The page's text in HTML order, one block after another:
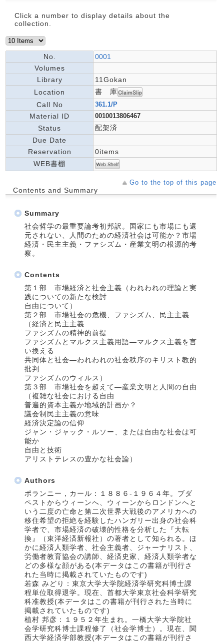
Click a number to display details about the
collection.
No.
0001
Volumes
Library
11Gokan
Location
書 庫
Call No
361.1/P
Material ID 0010013806467
Status
配架済
Due Date
Reservation
0items
WEB書棚
Go to the top of this page
Contents and Summary
Summary
社会哲学の最重要論考初邦訳。国家にも市場にも還
元されない、人間のための経済社会は可能か？市場
経済・民主主義・ファシズム・産業文明の根源的考
察。
Contents
第１部 市場経済と社会主義（われわれの理論と実
践についての新たな検討
自由について）
第２部 市場社会の危機、ファシズム、民主主義
（経済と民主主義
ファシズムの精神的前提
ファシズムとマルクス主義用語―マルクス主義を言
い換える
共同体と社会―われわれの社会秩序のキリスト教的
批判
ファシズムのウィルス）
第３部 市場社会を超えて―産業文明と人間の自由
（複雑な社会における自由
普遍的資本主義か地域的計画か？
議会制民主主義の意味
経済決定論の信仰
ジャン・ジャック・ルソー、または自由な社会は可
能か
自由と技術
アリストテレスの豊かな社会論）
Authors
ポランニー，カール：１８８６‐１９６４年。ブダ
ペストからウィーンへ、ウィーンからロンドンへと
いう二度の亡命と第二次世界大戦後のアメリカへの
移住希望の拒絶を経験したハンガリー出身の社会科
学者で、市場経済の破壊的性格を分析した『大転
換』（東洋経済新報社）の著者として知られる。ほ
かに経済人類学者、社会主義者、ジャーナリスト、
労働者教育協会の講師、経済史家、経済人類学者な
どの多様な顔がある(本データはこの書籍が刊行さ
れた当時に掲載されていたものです)
若森 みどり：東京大学大学院経済学研究科博士課
程単位取得退学。現在、首都大学東京社会科学研究
科准教授(本データはこの書籍が刊行された当時に
掲載されていたものです)
植村 邦彦：１９５２年生まれ。一橋大学大学院社
会学研究科博士課程修了（社会学博士）。現在、関
西大学経済学部教授(本データはこの書籍が刊行さ